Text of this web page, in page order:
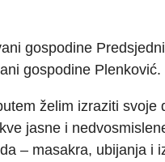
gospodine
gospodine Plenković.
želim izraziti svoje
jasne i
– masakra, ubijanja i